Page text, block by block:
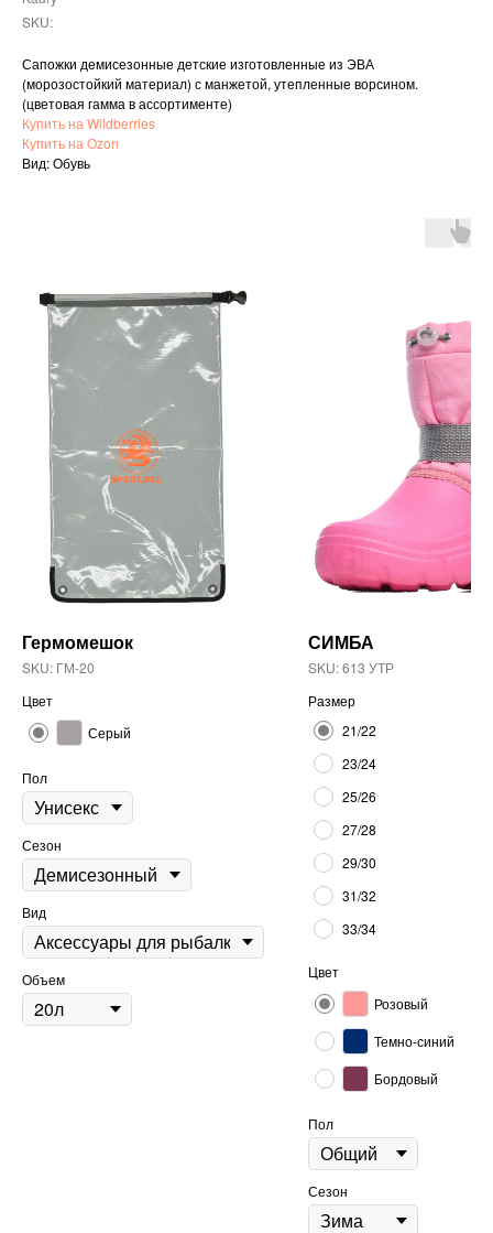
SKU:
Сапожки демисезонные детские изготовленные из ЭВА
(морозостойкий материал) с манжетой, утепленные ворсином.
(цветовая гамма в ассортименте)
Купить на Wildberries
Купить на Ozon
Вид: Обувь
Гермомешок
SKU: ГМ-20
Цвет
Серый
Пол
Сезон
Вид
Объем
СИМБА
SKU:613 УТР
Размер
21/22
23/24
25/26
27/28
29/30
31/32
33/34
Цвет
Розовый
Темно-синий
Бордовый
Пол
Сезон